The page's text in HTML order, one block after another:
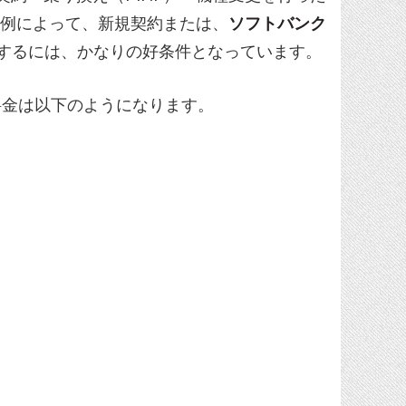
によって、新規契約または、 ソフトバンク
には、かなりの好条件となっています。
は以下のようになります。